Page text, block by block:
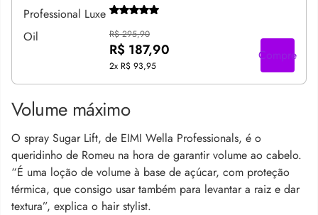
R$ 295,90
R$ 187,90
2x R$ 93,95
Compre
Volume máximo
O spray Sugar Lift, de EIMI Wella Professionals, é o
queridinho de Romeu na hora de garantir volume ao cabelo.
“É uma loção de volume à base de açúcar, com proteção
térmica, que consigo usar também para levantar a raiz e dar
textura”, explica o hair stylist.